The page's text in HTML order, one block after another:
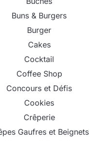
Buns & Burgers
Burger
Cakes
Cocktail
Coffee Shop
Concours et Défis
Cookies
Crêperie
Gaufres et Beignets